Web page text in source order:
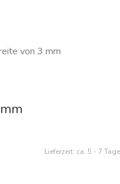
von 3 mm
Lieferzeit: ca. 5 - 7 Tage